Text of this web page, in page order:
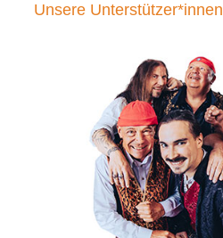
Unsere Unterstützer*innen